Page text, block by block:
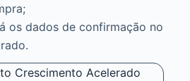
os dados de confirmação no
Crescimento Acelerado